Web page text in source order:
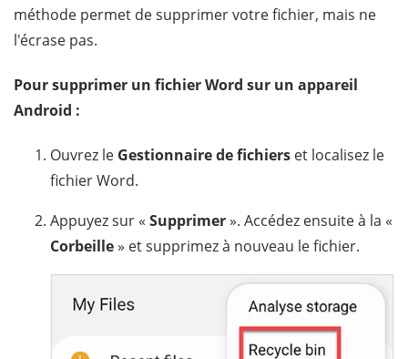
méthode permet de supprimer votre fichier, mais ne
l'écrase pas.
Pour supprimer un fichier Word sur un appareil
Android :
Ouvrez le Gestionnaire de fichiers et localisez le
fichier Word.
Appuyez sur « Supprimer». Accédez ensuite à la «
Corbeille» et supprimez à nouveau le fichier.